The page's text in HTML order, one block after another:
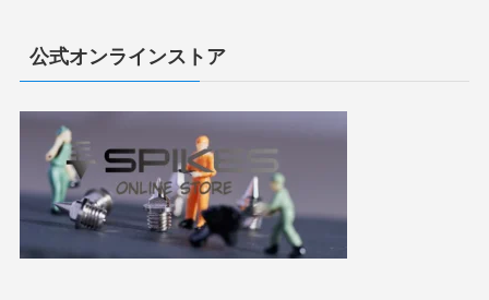
公式オンラインストア